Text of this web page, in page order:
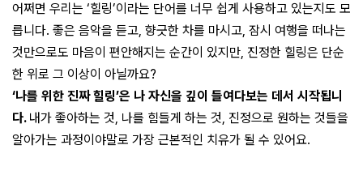
어쩌면 우리는 ‘힐링’이라는 단어를 너무 쉽게 사용하고 있는지도 모
릅니다. 좋은 음악을 듣고, 향긋한 차를 마시고, 잠시 여행을 떠나는
것만으로도 마음이 편안해지는 순간이 있지만, 진정한 힐링은 단순
한 위로 그 이상이 아닐까요?
‘나를 위한 진짜 힐링’은 나 자신을 깊이 들여다보는 데서 시작됩니
다. 내가 좋아하는 것, 나를 힘들게 하는 것, 진정으로 원하는 것들을
알아가는 과정이야말로 가장 근본적인 치유가 될 수 있어요.